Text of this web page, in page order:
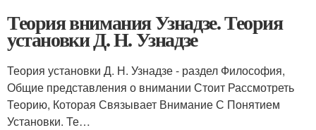
Теория внимания Узнадзе. Теория
установки Д. Н. Узнадзе
Теория установки Д. Н. Узнадзе - раздел Философия,
Общие представления о внимании Стоит Рассмотреть
Теорию, Которая Связывает Внимание С Понятием
Установки. Те…